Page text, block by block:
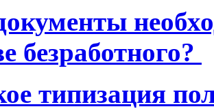
безработного?
типизация